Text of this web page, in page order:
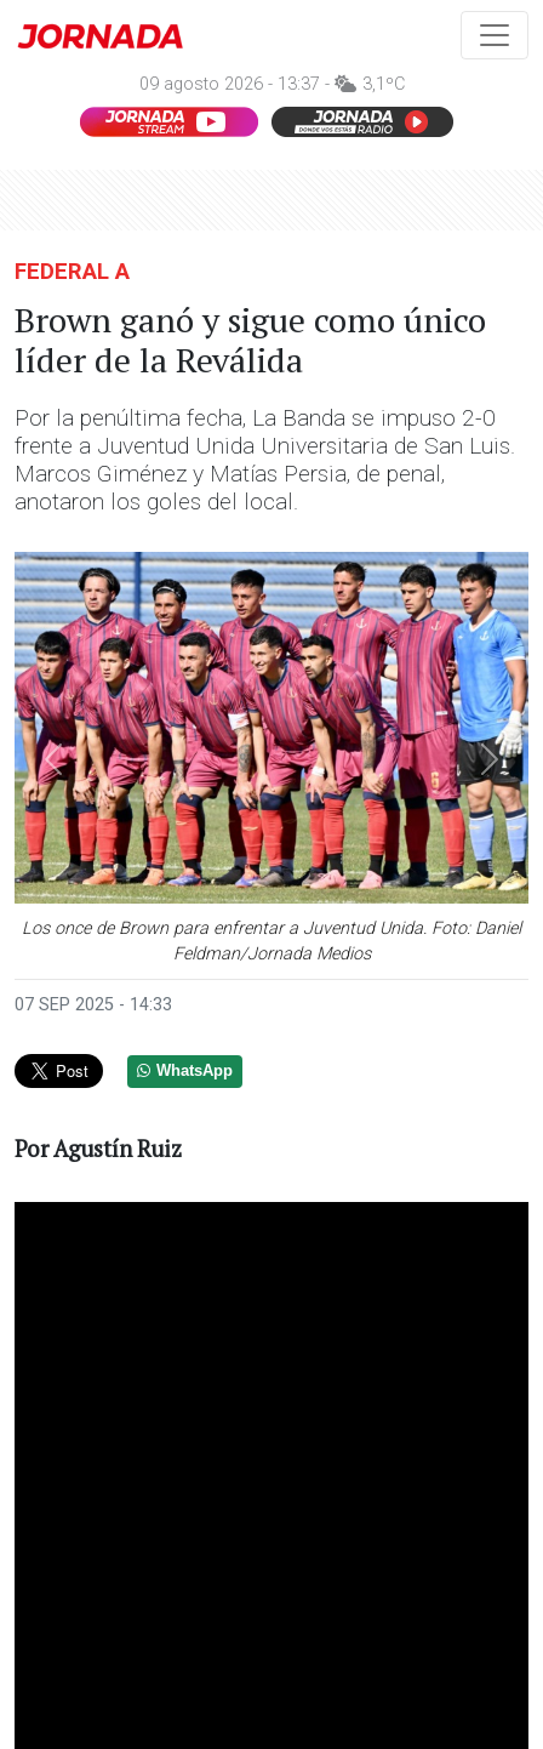
09 agosto 2026 - 13:37 - 3,1ºC
FEDERAL A
Brown ganó y sigue como único
líder de la Reválida
Por la penúltima fecha, La Banda se impuso 2-0
frente a Juventud Unida Universitaria de San Luis.
Marcos Giménez y Matías Persia, de penal,
anotaron los goles del local.
Los once de Brown para enfrentar a Juventud Unida. Foto: Daniel
Feldman/Jornada Medios
Anterior
07 SEP 2025 - 14:33
WhatsApp
Por Agustín Ruiz